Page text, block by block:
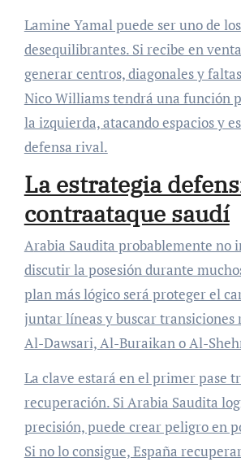
Lamine Yamal puede ser uno de
desequilibrantes. Si recibe en
generar centros, diagonales y
Nico Williams tendrá una función
la izquierda, atacando espacios y
defensa rival.
La estrategia
contraataque saudí
Arabia Saudita probablemente no intentará
discutir la posesión durante
plan más lógico será proteger el
juntar líneas y buscar transiciones
Al-Dawsari, Al-Buraikan o Al-
La clave estará en el primer pase
recuperación. Si Arabia Saudita
precisión, puede crear peligro en
Si no lo consigue, España